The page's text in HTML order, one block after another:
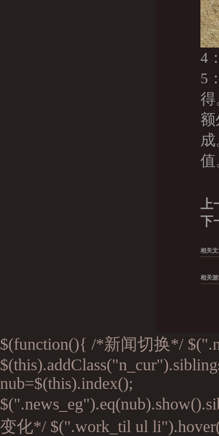
4
5
得
额
值
上
下
相关
相关
$(function(){ /*新闻切换*/
nub=$(this).index();
变化*/ $(".work_til ul